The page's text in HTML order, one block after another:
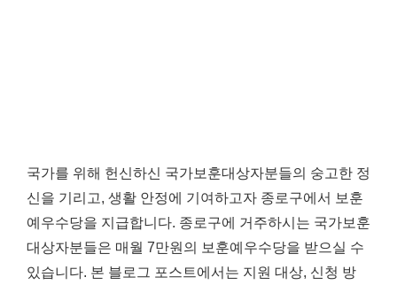
국가를 위해 헌신하신 국가보훈대상자분들의 숭고한 정
신을 기리고, 생활 안정에 기여하고자 종로구에서 보훈
예우수당을 지급합니다. 종로구에 거주하시는 국가보훈
대상자분들은 매월 7만원의 보훈예우수당을 받으실 수
있습니다. 본 블로그 포스트에서는 지원 대상, 신청 방